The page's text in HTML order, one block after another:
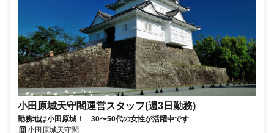
小田原城天守閣運営スタッフ(週3日勤務)
勤務地は小田原城！ 30〜50代の女性が活躍中です
小田原城天守閣